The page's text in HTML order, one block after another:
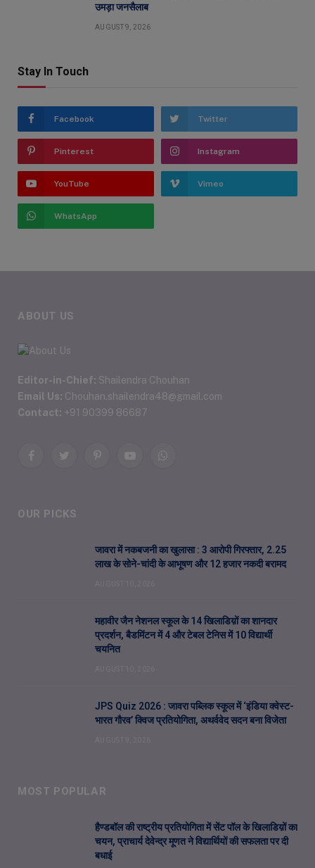
उमड़ा जनसैलाब
AUGUST 9, 2026
Stay In Touch
Facebook Twitter
Pinterest Instagram
YouTube Vimeo
WhatsApp
ABOUT US
Editor-in-Chief: Shailendra Chouhan
Email Us: Chouhan.shailendra48@gmail.com
Contact: +91 90399 86687
FacebookTwitterPinterestYouTubeWhatsApp
OUR PICKS
जावरा में नकबजनी का खुलासा : 3 आरोपी गिरफ्तार, 2.25
लाख के सोने-चांदी के आभूषण और 12 हजार नकदी बरामद
महावीर जैन नेशनल स्कूल के 14 खिलाडिय़ों का शानदार
प्रदर्शन, बैडमिंटन में 4 और टेबल टेनिस में 10 विद्यार्थी
चयनित
JPS Quiz 2026 : जावरा पब्लिक स्कूल में ‘इंडिया क्वेस्ट-
भारत गौरव’ क्विज प्रतियोगिता, अथर्ववेद सदन बना विजेता
MOST POPULAR
हैण्डबॉल की राष्ट्रीय प्रतियोगिता में सेंट पॉल के खिलाडिय़ों का
चयन, प्राचार्य देवेन्द्र मूणत ने विद्यार्थियों की सफलता पर दी
बधाई